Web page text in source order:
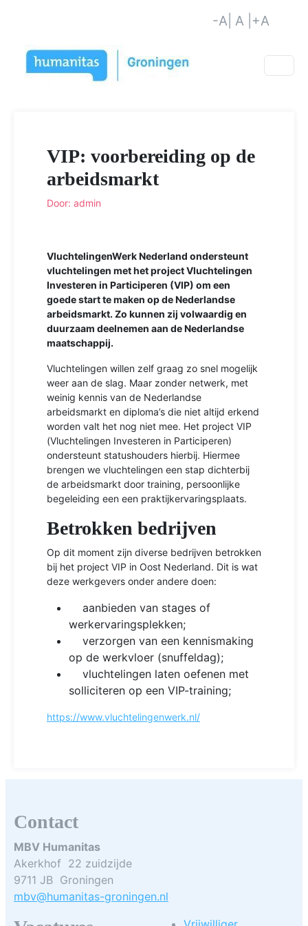
-A | A | +A
VIP: voorbereiding op de
arbeidsmarkt
Door: admin
VluchtelingenWerk Nederland ondersteunt
vluchtelingen met het project Vluchtelingen
Investeren in Participeren (VIP) om een
goede start te maken op de Nederlandse
arbeidsmarkt. Zo kunnen zij volwaardig en
duurzaam deelnemen aan de Nederlandse
maatschappij.
Vluchtelingen willen zelf graag zo snel mogelijk
weer aan de slag. Maar zonder netwerk, met
weinig kennis van de Nederlandse
arbeidsmarkt en diploma’s die niet altijd erkend
worden valt het nog niet mee. Het project VIP
(Vluchtelingen Investeren in Participeren)
ondersteunt statushouders hierbij. Hiermee
brengen we vluchtelingen een stap dichterbij
de arbeidsmarkt door training, persoonlijke
begeleiding een een praktijkervaringsplaats.
Betrokken bedrijven
Op dit moment zijn diverse bedrijven betrokken
bij het project VIP in Oost Nederland. Dit is wat
deze werkgevers onder andere doen:
aanbieden van stages of
werkervaringsplekken;
verzorgen van een kennismaking
op de werkvloer (snuffeldag);
vluchtelingen laten oefenen met
solliciteren op een VIP-training;
https://www.vluchtelingenwerk.nl/
Contact
MBV Humanitas
Akerkhof 22 zuidzijde
9711 JB Groningen
mbv@humanitas-groningen.nl